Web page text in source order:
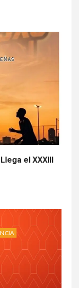
el XXXIII